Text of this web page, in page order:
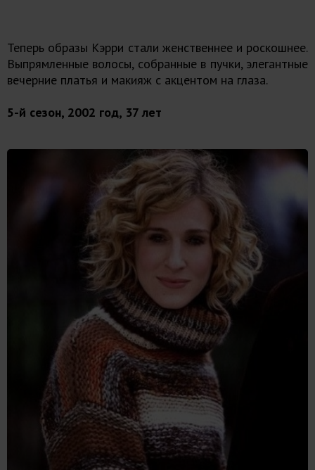
Теперь образы Кэрри стали женственнее и роскошнее.
Выпрямленные волосы, собранные в пучки, элегантные
вечерние платья и макияж с акцентом на глаза.
5-й сезон, 2002 год, 37 лет